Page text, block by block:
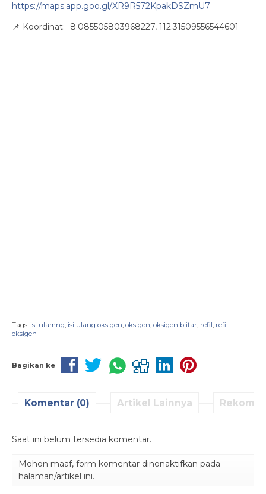
https://maps.app.goo.gl/XR9R572KpakDSZmU7
📌 Koordinat: -8.085505803968227, 112.31509556544601
Tags: isi ulamng, isi ulang oksigen, oksigen, oksigen blitar, refil, refil
oksigen
Bagikan ke
Komentar (0) Artikel Lainnya
Saat ini belum tersedia komentar.
Mohon maaf, form komentar dinonaktifkan pada
halaman/artikel ini.